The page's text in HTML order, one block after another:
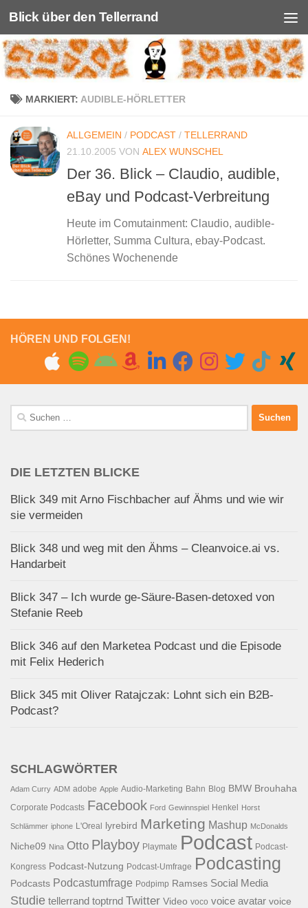
Unter dem Inhalt
Blick über den Tellerrand
MARKIERT: AUDIBLE-HÖRLETTER
ALLGEMEIN / PODCAST / TELLERRAND
21.10.2005 VON ALEX WUNSCHEL
Der 36. Blick – Claudio, audible,
eBay und Podcast-Verbreitung
Heute im Comutainment: Claudio, audible-
Hörletter, Summa Cultura, ebay-Podcast.
Schönes Wochenende
HÖREN UND FOLGEN!
Suchen
nach:
DIE LETZTEN BLICKE
Blick 349 mit Arno Fischbacher auf Ähms und wie wir
sie vermeiden
Blick 348 und weg mit den Ähms – Cleanvoice.ai vs.
Handarbeit
Blick 347 – Ich wurde ge-Säure-Basen-detoxed von
Stefanie Reeb
Blick 346 auf den Marketea Podcast und die Episode
mit Felix Hederich
Blick 345 mit Oliver Ratajczak: Lohnt sich ein B2B-
Podcast?
SCHLAGWÖRTER
Adam Curry ADM adobe Apple Audio-Marketing Bahn Blog BMW Brouhaha
Corporate Podcasts Facebook Ford Gewinnspiel Henkel Horst
Schlämmer iphone L'Oreal lyrebird Marketing Mashup McDonalds
Niche09 Nina Otto Playboy Playmate Podcast Podcast-
Kongress Podcast-Nutzung Podcast-Umfrage Podcasting
Podcasts Podcastumfrage Podpimp Ramses Social Media
Studie tellerrand toptrnd Twitter Video voco voice avatar voice